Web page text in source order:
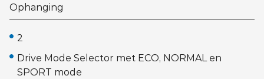
Ophanging
2
Drive Mode Selector met ECO, NORMAL en
SPORT mode